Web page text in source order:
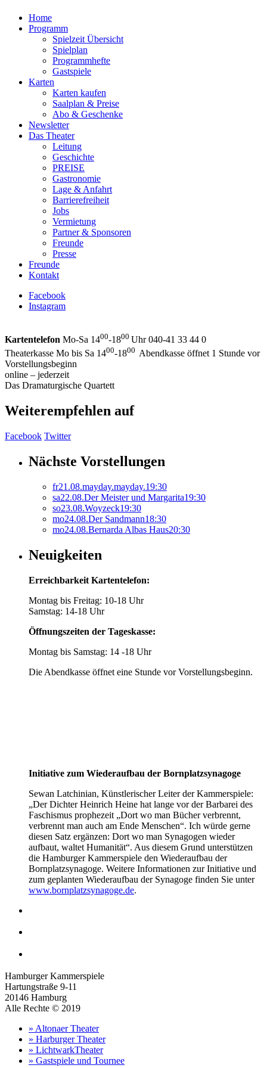
Home
Programm
Spielzeit Übersicht
Spielplan
Programmhefte
Gastspiele
Karten
Karten kaufen
Saalplan & Preise
Abo & Geschenke
Newsletter
Das Theater
Leitung
Geschichte
PREISE
Gastronomie
Lage & Anfahrt
Barrierefreiheit
Jobs
Vermietung
Partner & Sponsoren
Freunde
Presse
Freunde
Kontakt
Facebook
Instagram
Kartentelefon Mo-Sa 1400-1800 Uhr 040-41 33 44 0
Theaterkasse Mo bis Sa 1400-1800 Abendkasse öffnet 1 Stunde vor
Vorstellungsbeginn
online – jederzeit
Das Dramaturgische Quartett
Weiterempfehlen auf
Facebook Twitter
Nächste Vorstellungen
fr21.08.mayday.mayday.19:30
sa22.08.Der Meister und Margarita19:30
so23.08.Woyzeck19:30
mo24.08.Der Sandmann18:30
mo24.08.Bernarda Albas Haus20:30
Neuigkeiten
Erreichbarkeit Kartentelefon:
Montag bis Freitag: 10-18 Uhr
Samstag: 14-18 Uhr
Öffnungszeiten der Tageskasse:
Montag bis Samstag: 14 -18 Uhr
Die Abendkasse öffnet eine Stunde vor Vorstellungsbeginn.
Initiative zum Wiederaufbau der Bornplatzsynagoge
Sewan Latchinian, Künstlerischer Leiter der Kammerspiele:
„Der Dichter Heinrich Heine hat lange vor der Barbarei des
Faschismus prophezeit „Dort wo man Bücher verbrennt,
verbrennt man auch am Ende Menschen“. Ich würde gerne
diesen Satz ergänzen: Dort wo man Synagogen wieder
aufbaut, waltet Humanität“. Aus diesem Grund unterstützen
die Hamburger Kammerspiele den Wiederaufbau der
Bornplatzsynagoge. Weitere Informationen zur Initiative und
zum geplanten Wiederaufbau der Synagoge finden Sie unter
www.bornplatzsynagoge.de.
Hamburger Kammerspiele
Hartungstraße 9-11
20146 Hamburg
Alle Rechte © 2019
» Altonaer Theater
» Harburger Theater
» LichtwarkTheater
» Gastspiele und Tournee